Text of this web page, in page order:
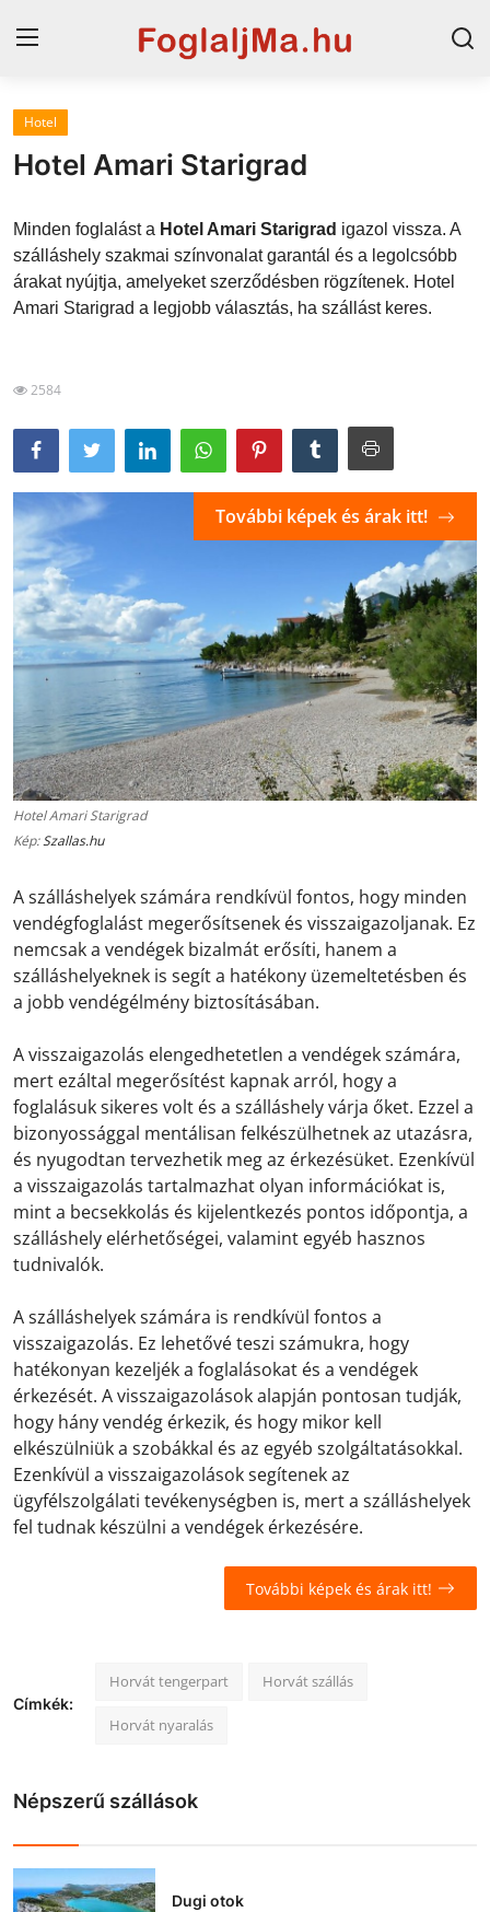
Magyarország
Szállások a Balatonon
Horvátország
Blog
Hotel
Hotel Amari Starigrad
Minden foglalást a Hotel Amari Starigrad igazol vissza. A
szálláshely szakmai színvonalat garantál és a legolcsóbb
árakat nyújtja, amelyeket szerződésben rögzítenek. Hotel
Amari Starigrad a legjobb választás, ha szállást keres.
2584
Hotel Amari Starigrad
Kép:Szallas.hu
További képek és árak itt!
A szálláshelyek számára rendkívül fontos, hogy minden
vendégfoglalást megerősítsenek és visszaigazoljanak. Ez
nemcsak a vendégek bizalmát erősíti, hanem a
szálláshelyeknek is segít a hatékony üzemeltetésben és
a jobb vendégélmény biztosításában.
A visszaigazolás elengedhetetlen a vendégek számára,
mert ezáltal megerősítést kapnak arról, hogy a
foglalásuk sikeres volt és a szálláshely várja őket. Ezzel a
bizonyossággal mentálisan felkészülhetnek az utazásra,
és nyugodtan tervezhetik meg az érkezésüket. Ezenkívül
a visszaigazolás tartalmazhat olyan információkat is,
mint a becsekkolás és kijelentkezés pontos időpontja, a
szálláshely elérhetőségei, valamint egyéb hasznos
tudnivalók.
A szálláshelyek számára is rendkívül fontos a
visszaigazolás. Ez lehetővé teszi számukra, hogy
hatékonyan kezeljék a foglalásokat és a vendégek
érkezését. A visszaigazolások alapján pontosan tudják,
hogy hány vendég érkezik, és hogy mikor kell
elkészülniük a szobákkal és az egyéb szolgáltatásokkal.
Ezenkívül a visszaigazolások segítenek az
ügyfélszolgálati tevékenységben is, mert a szálláshelyek
fel tudnak készülni a vendégek érkezésére.
További képek és árak itt!
Címkék:
Horvát tengerpart Horvát szállás
Horvát nyaralás
Népszerű szállások
Dugi otok